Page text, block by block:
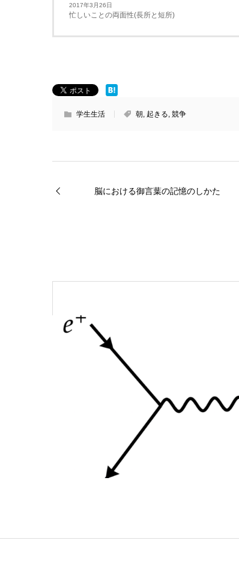
2017年3月26日
忙しいことの両面性(長所と短所)
学生生活 朝, 起きる, 競争
脳における御言葉の記憶のしかた